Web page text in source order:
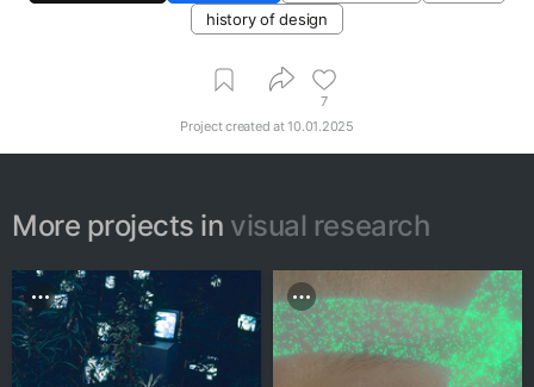
history of design
7
Project created at10.01.2025
More projects in visual research